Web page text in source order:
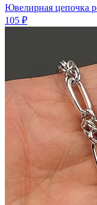
Ювелирная цепочка
105 ₽